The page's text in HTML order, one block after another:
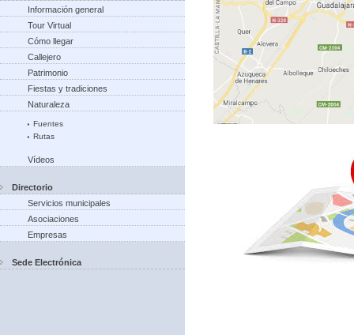
Información general
Tour Virtual
Cómo llegar
Callejero
Patrimonio
Fiestas y tradiciones
Naturaleza
Fuentes
Rutas
Vídeos
Directorio
Servicios municipales
Asociaciones
Empresas
Sede Electrónica